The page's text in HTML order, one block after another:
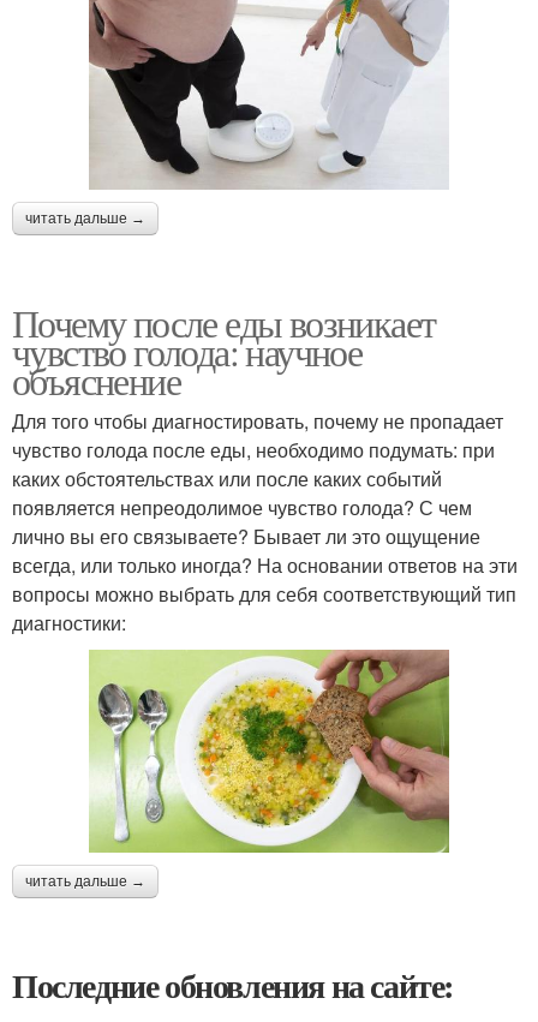
читать дальше →
Почему после еды возникает
чувство голода: научное
объяснение
Для того чтобы диагностировать, почему не пропадает
чувство голода после еды, необходимо подумать: при
каких обстоятельствах или после каких событий
появляется непреодолимое чувство голода? С чем
лично вы его связываете? Бывает ли это ощущение
всегда, или только иногда? На основании ответов на эти
вопросы можно выбрать для себя соответствующий тип
диагностики:
читать дальше →
Последние обновления на сайте: